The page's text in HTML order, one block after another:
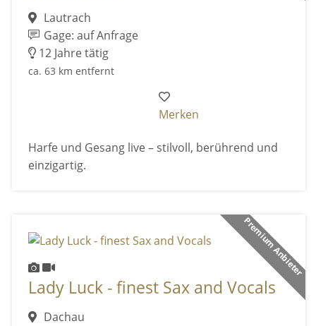
Lautrach
Gage: auf Anfrage
12 Jahre tätig
ca. 63 km entfernt
Merken
Harfe und Gesang live – stilvoll, berührend und
einzigartig.
Premium Anbieter
Lady Luck - finest Sax and Vocals
Dachau